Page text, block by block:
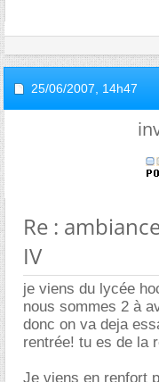
25/06/2007, 14h47
Re :
IV
je viens du lycée
nous sommes 2 à
donc on va deja
rentrée! tu es de la
Je viens en renfort